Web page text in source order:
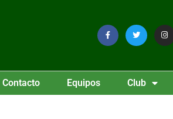
Contacto Equipos Club